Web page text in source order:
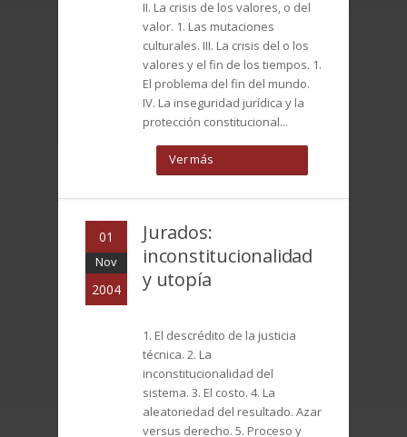
II. La crisis de los valores, o del
valor. 1. Las mutaciones
culturales. III. La crisis del o los
valores y el fin de los tiempos. 1.
El problema del fin del mundo.
IV. La inseguridad jurídica y la
protección constitucional...
Ver más
01
Nov
2004
Jurados:
inconstitucionalidad
y utopía
1. El descrédito de la justicia
técnica. 2. La
inconstitucionalidad del
sistema. 3. El costo. 4. La
aleatoriedad del resultado. Azar
versus derecho. 5. Proceso y